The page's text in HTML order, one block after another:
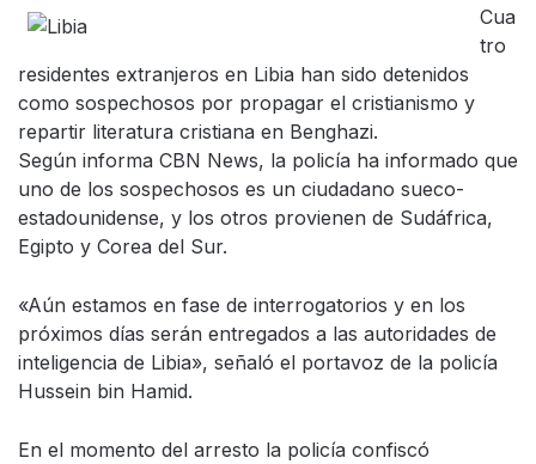
Cua
tro
residentes extranjeros en Libia han sido detenidos
como sospechosos por propagar el cristianismo y
repartir literatura cristiana en Benghazi.
Según informa CBN News, la policía ha informado que
uno de los sospechosos es un ciudadano sueco-
estadounidense, y los otros provienen de Sudáfrica,
Egipto y Corea del Sur.
«Aún estamos en fase de interrogatorios y en los
próximos días serán entregados a las autoridades de
inteligencia de Libia», señaló el portavoz de la policía
Hussein bin Hamid.
En el momento del arresto la policía confiscó